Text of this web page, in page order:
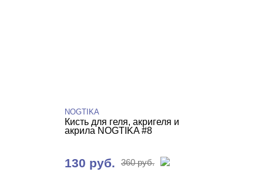
NOGTIKA
Кисть для геля, акригеля и
акрила NOGTIKA #8
130 руб. 360 руб.